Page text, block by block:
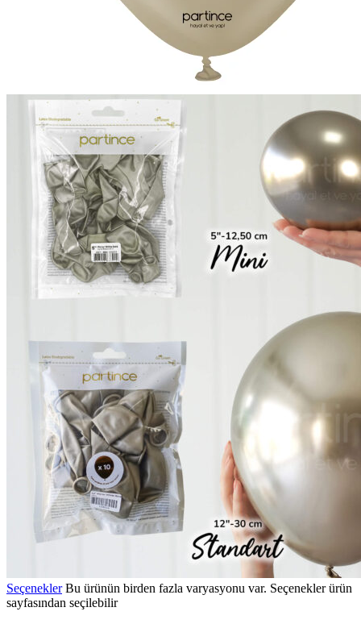
SeçeneklerBu ürünün birden fazla varyasyonu var. Seçenekler ürün
sayfasından seçilebilir